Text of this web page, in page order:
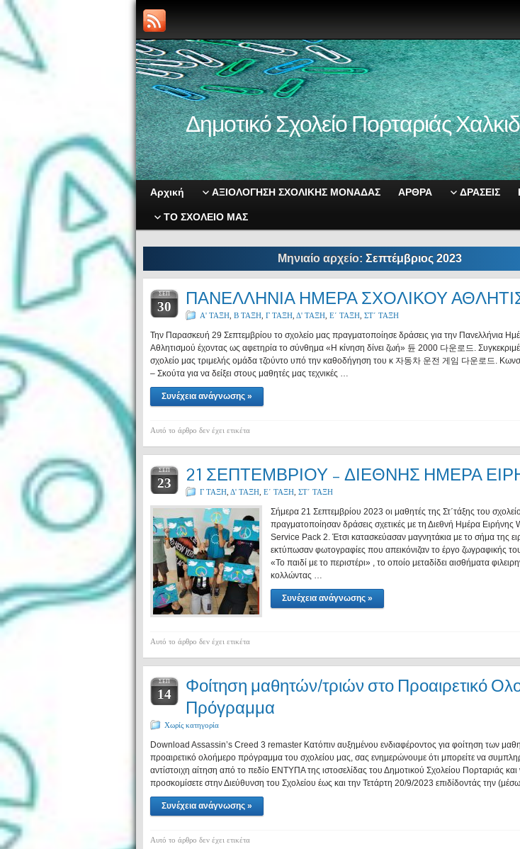
Δημοτικό Σχολείο Πορταριάς
Αρχική ΑΞΙΟΛΟΓΗΣΗ ΣΧΟΛΙΚΗΣ ΜΟΝΑΔΑΣ ΑΡΘΡΑ ΔΡΑΣΕΙΣ
ΤΟ ΣΧΟΛΕΙΟ ΜΑΣ
Μηνιαίο αρχείο: Σεπτέμβριος 2023
ΣΕΠ
30 ΠΑΝΕΛΛΗΝΙΑ ΗΜΕΡΑ ΣΧΟΛΙΚΟΥ
Α' ΤΑΞΗ Β ΤΑΞΗ Γ ΤΑΞΗ Δ' ΤΑΞΗ Ε΄ ΤΑΞΗ ΣΤ΄ ΤΑΞΗ
Την Παρασκευή 29 Σεπτεμβρίου το σχολείο μας πραγματοποίησε δράσεις για την Πανελλήνια
Αθλητισμού έχοντας ως αφετηρία το σύνθημα «Η κίνηση δίνει ζωή» 듄 2000 다운로드.
σχολείο μας τριμελής ομάδα τζούντο υπό την καθοδήγηση του κ 자동차 운전 게임 다운로드.
– Σκούτα για να δείξει στους μαθητές μας τεχνικές …
Συνέχεια ανάγνωσης »
Αυτό το άρθρο δεν έχει ετικέτα
ΣΕΠ
23 21 ΣΕΠΤΕΜΒΡΙΟΥ – ΔΙΕΘΝΗΣ ΗΜΕΡΑ
Γ ΤΑΞΗ Δ' ΤΑΞΗ Ε΄ ΤΑΞΗ ΣΤ΄ ΤΑΞΗ
Σήμερα 21 Σεπτεμβρίου 2023 οι μαθητές της Στ΄τάξης του
πραγματοποίησαν δράσεις σχετικές με τη Διεθνή Ημέρα
Service Pack 2. Έτσι κατασκεύασαν μαγνητάκια με το σήμα της
εκτύπωσαν φωτογραφίες που απεικόνιζαν το έργο ζωγραφικής
«Το παιδί με το περιστέρι» , το οποίο μεταδίδει αισθήματα
κολλώντας …
Συνέχεια ανάγνωσης »
Αυτό το άρθρο δεν έχει ετικέτα
ΣΕΠ
14
Φοίτηση μαθητών/τριών στο Προαιρετικό
Πρόγραμμα
Χωρίς κατηγορία
Download Assassin’s Creed 3 remaster Κατόπιν αυξημένου ενδιαφέροντος για φοίτηση των
προαιρετικό ολοήμερο πρόγραμμα του σχολείου μας, σας ενημερώνουμε ότι μπορείτε να
αντίστοιχη αίτηση από τo πεδίο ΕΝΤΥΠΑ της ιστοσελίδας του Δημοτικού Σχολείου Πορταριάς και
προσκομίσετε στην Διεύθυνση του Σχολείου έως και την Τετάρτη 20/9/2023 επιδίδοντάς την
Συνέχεια ανάγνωσης »
Αυτό το άρθρο δεν έχει ετικέτα